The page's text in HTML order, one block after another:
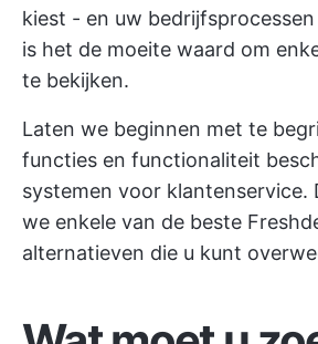
kiest - en uw
is het de moeite waard om
te bekijken.
Laten we beginnen met te
functies en functionaliteit
systemen voor klantenservice.
we enkele van de beste
alternatieven die u kunt